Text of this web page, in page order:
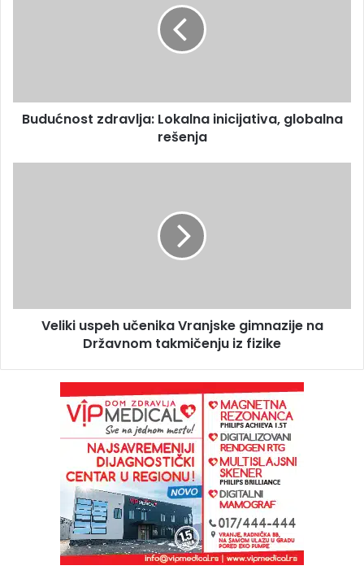
Budućnost zdravlja: Lokalna inicijativa, globalna
rešenja
Veliki uspeh učenika Vranjske gimnazije na
Državnom takmičenju iz fizike